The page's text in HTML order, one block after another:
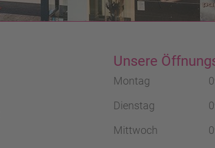
Unsere
Montag
Dienstag
Mittwoch